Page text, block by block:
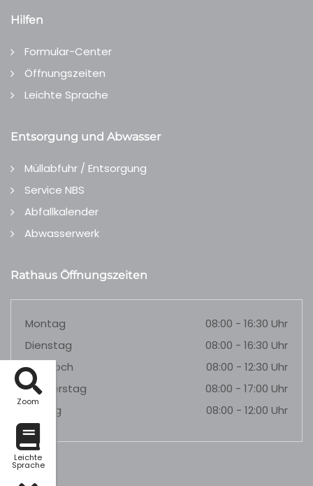
Zoom
Leichte
Sprache
Hilfen
Formular-Center
Öffnungszeiten
Leichte Sprache
Entsorgung und Abwasser
Müllabfuhr / Entsorgung
Service NBS
Abfallkalender
Abwasserwerk
Rathaus Öffnungszeiten
Montag
08:00 - 16:30 Uhr
Dienstag
08:00 - 16:30 Uhr
Mittwoch
08:00 - 12:30 Uhr
Donnerstag
08:00 - 17:00 Uhr
Freitag
08:00 - 12:00 Uhr